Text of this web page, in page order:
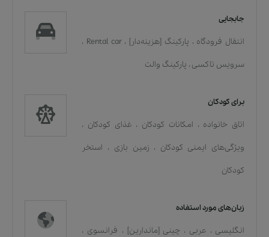
جابجایی
انتقال فرودگاه ، پارکینگ [هزینه‌دار] ، Rental car ،
سرویس تاکسی ، پارکینگ والت
برای کودکان
اتاق خانواده ، امکانات کودکان ، غذای کودکان ،
ویژگی‌های ایمنی کودکان ، زمین بازی ، استخر
کودکان
زبان‌های مورد استفاده
انگلیسی ، عربی ، چینی [ماندارین] ، فرانسوی ،